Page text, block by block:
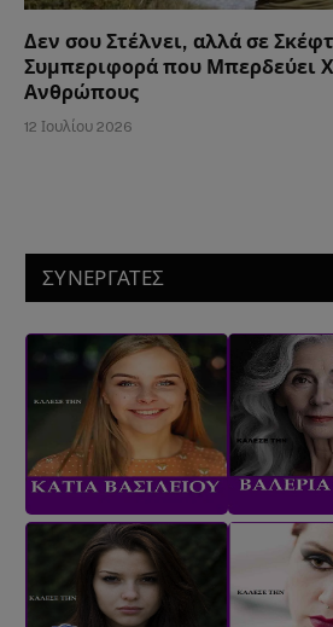
Δεν σου Στέλνει, αλλά σε
Συμπεριφορά που Μπερδεύει
Ανθρώπους
12 Ιουλίου 2026
ΣΥΝΕΡΓΑΤΕΣ